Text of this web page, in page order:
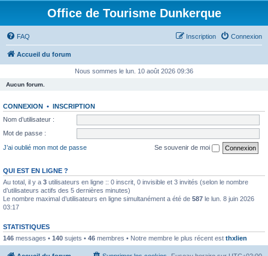
Office de Tourisme Dunkerque
FAQ Connexion
Inscription
Accueil du forum
Nous sommes le lun. 10 août 2026 09:36
Aucun forum.
CONNEXION • INSCRIPTION
Nom d’utilisateur :
Mot de passe :
J’ai oublié mon mot de passe
Se souvenir de moi
QUI EST EN LIGNE ?
Au total, il y a 3 utilisateurs en ligne :: 0 inscrit, 0 invisible et 3 invités (selon le nombre
d’utilisateurs actifs des 5 dernières minutes)
Le nombre maximal d’utilisateurs en ligne simultanément a été de 587 le lun. 8 juin 2026
03:17
STATISTIQUES
146 messages • 140 sujets • 46 membres • Notre membre le plus récent est thxlien